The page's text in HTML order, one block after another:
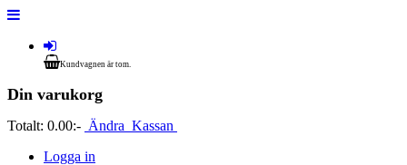
Kundvagnen är tom.
Din varukorg
Totalt: 0.00:- Ändra Kassan
Logga in